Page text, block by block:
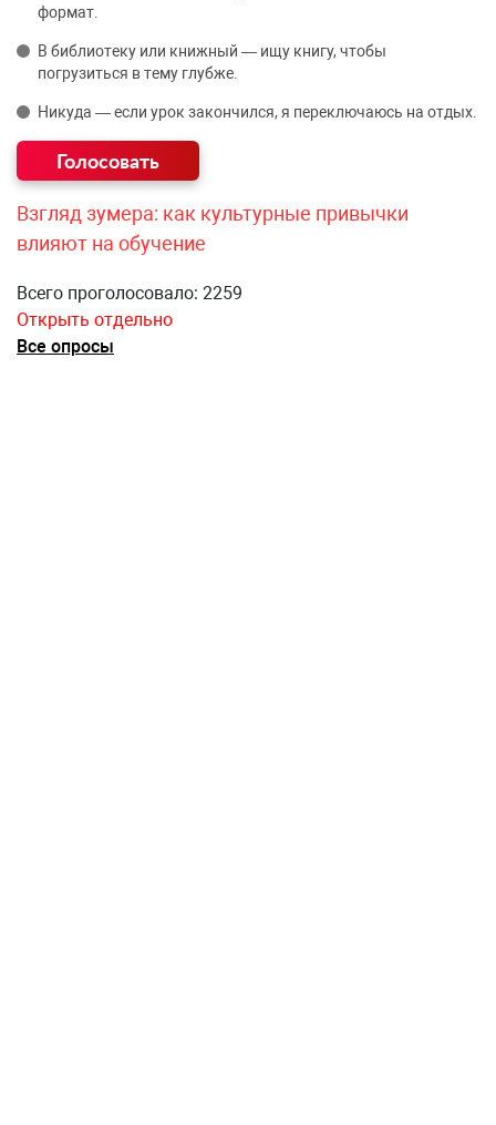
формат.
В библиотеку или книжный — ищу книгу, чтобы
погрузиться в тему глубже.
Никуда — если урок закончился, я переключаюсь на отдых.
Взгляд зумера: как культурные привычки
влияют на обучение
Всего проголосовало: 2259
Открыть отдельно
Все опросы